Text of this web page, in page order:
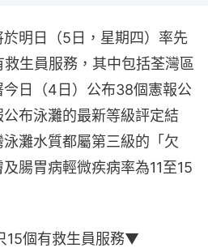
明日（5日，星期四）率先
生員服務，其中包括荃灣區
日（4日）公布38個憲報公
布泳灘的最新等級評定結
灘水質都屬第三級的「欠
腸胃病輕微疾病率為11至15
15個有救生員服務▼